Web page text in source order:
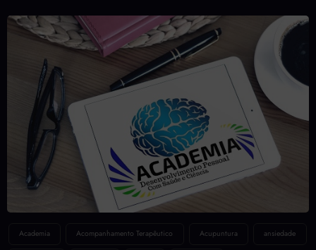
Academia Acompanhamento Terapêutico Acupuntura ansiedade